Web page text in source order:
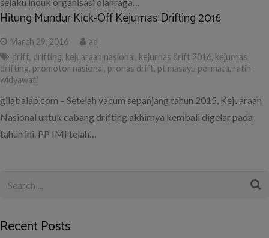
Hitung Mundur Kick-Off Kejurnas Drifting 2016
March 29, 2016
ad
drift, drifting, kejuaraan nasional, kejurnas drift 2016, kejurnas
drifting, promotor nasional, pronas drift, pt masayu permata, ratih
widyawati
gilabalap.com – Setelah vacum sepanjang tahun 2015, Kejuaraan
Nasional untuk cabang drifting akhirnya kembali digelar pada
tahun ini. PP IMI telah…
Recent Posts